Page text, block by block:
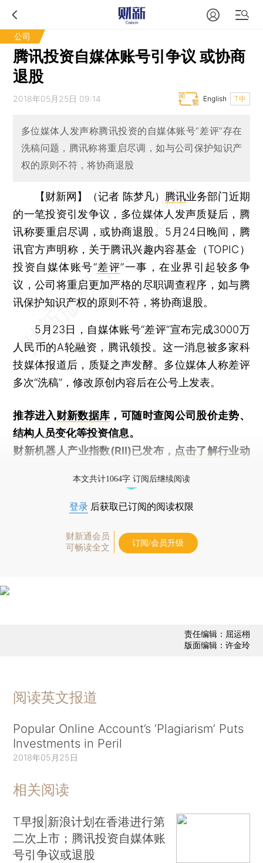
公司
腾讯投资自媒体账号引争议 或协商
退股
2018年05月25日 09:14 T中
English
多位媒体人发声称腾讯投资的自媒体账号“差评”存在
洗稿问题，腾讯称将重启尽调，如与公司保护知识产
权的原则不符，将协商退股
【财新网】（记者 陈梦凡） 腾讯业务部门近期
的一笔投资引发争议，多位媒体人发声质疑后，腾
讯称要重启尽调，或协商退股。5月24日晚间，腾
讯官方声明称，关于腾讯兴趣内容基金（TOPIC）
投资自媒体账号“差评”一事，在业界引起较多争
议，公司将重启更加严格的尽职调查程序，如与腾
讯保护知识产权的原则不符，将协商退股。
5月23日，自媒体账号“差评”宣布完成3000万
人民币的A轮融资，腾讯领投。这一消息被多家科
技媒体报道后，质疑之声发酵。多位媒体人称差评
多次“洗稿”，修改原创内容后在公号上发表。
推荐进入财新数据库 ，可随时查阅公司股价走势、
结构人员变化等投资信息。
财新机器人产业指数(RII)已发布， 点击了解行业动
本文共计1064字 订阅后继续阅读
登录 后获取已订阅的阅读权限
财新通会员
可畅读全文
订阅/会员升级
责任编辑：屈运栩
版面编辑：许金玲
阅读英文报道
Popular Online Account’s ‘Plagiarism’ Puts
Investments in Peril
2018年05月25日
相关阅读
T早报|新浪计划在香港进行第
二次上市；腾讯投资自媒体账
号引争议或退股